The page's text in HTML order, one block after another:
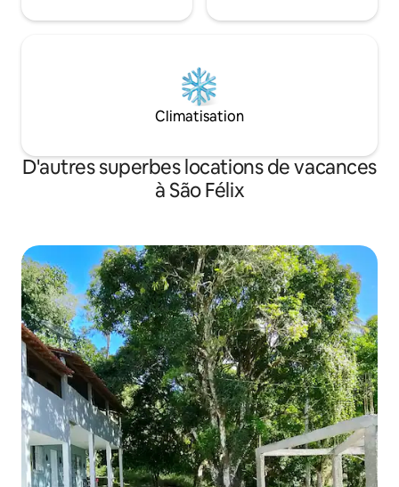
Climatisation
D'autres superbes locations de vacances
à São Félix